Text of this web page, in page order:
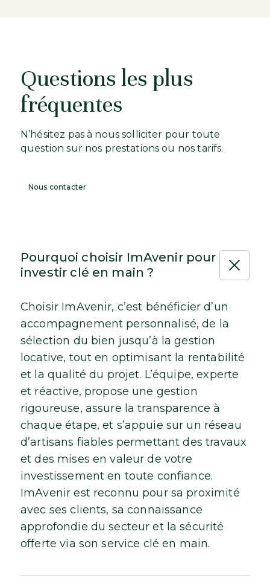
Questions les plus
fréquentes
N’hésitez pas à nous solliciter pour toute
question sur nos prestations ou nos tarifs.
Nous contacter
Pourquoi choisir ImAvenir pour
investir clé en main ?
Choisir ImAvenir, c’est bénéficier d’un
accompagnement personnalisé, de la
sélection du bien jusqu’à la gestion
locative, tout en optimisant la rentabilité
et la qualité du projet. L’équipe, experte
et réactive, propose une gestion
rigoureuse, assure la transparence à
chaque étape, et s’appuie sur un réseau
d’artisans fiables permettant des travaux
et des mises en valeur de votre
investissement en toute confiance.
ImAvenir est reconnu pour sa proximité
avec ses clients, sa connaissance
approfondie du secteur et la sécurité
offerte via son service clé en main.